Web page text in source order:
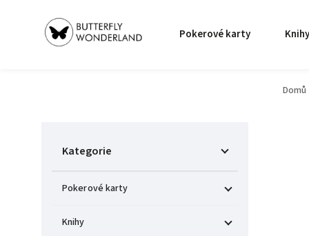
Pokerové karty Knihy
Domů
Kategorie
Pokerové karty
Knihy